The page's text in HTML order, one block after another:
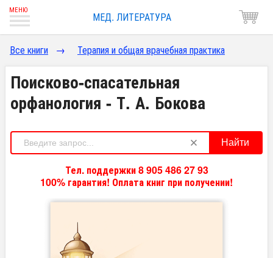
МЕД. ЛИТЕРАТУРА
Все книги → Терапия и общая врачебная практика
Поисково-спасательная
орфанология - Т. А. Бокова
Найти
Тел. поддержки 8 905 486 27 93
100% гарантия! Оплата книг при получении!